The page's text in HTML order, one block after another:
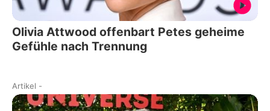
Olivia Attwood offenbart Petes geheime
Gefühle nach Trennung
Artikel -